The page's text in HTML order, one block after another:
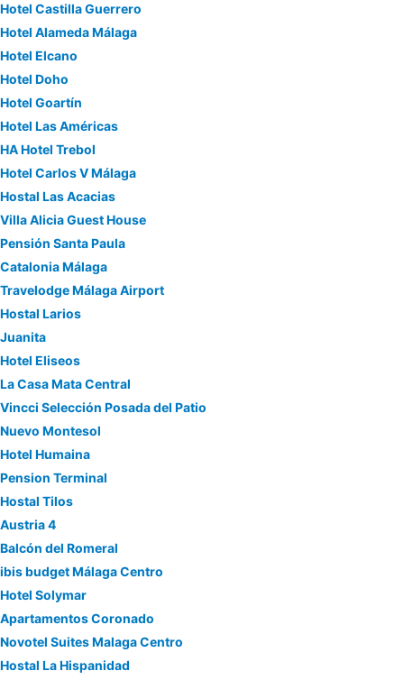
Hotel Castilla Guerrero
Hotel Alameda Málaga
Hotel Elcano
Hotel Doho
Hotel Goartín
Hotel Las Américas
HA Hotel Trebol
Hotel Carlos V Málaga
Hostal Las Acacias
Villa Alicia Guest House
Pensión Santa Paula
Catalonia Málaga
Travelodge Málaga Airport
Hostal Larios
Juanita
Hotel Eliseos
La Casa Mata Central
Vincci Selección Posada del Patio
Nuevo Montesol
Hotel Humaina
Pension Terminal
Hostal Tilos
Austria 4
Balcón del Romeral
ibis budget Málaga Centro
Hotel Solymar
Apartamentos Coronado
Novotel Suites Malaga Centro
Hostal La Hispanidad